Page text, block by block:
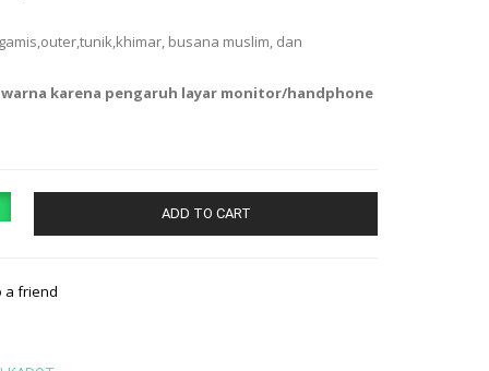
busana muslim, dan
karena pengaruh layar monitor/handphone
ADD TO CART
a friend